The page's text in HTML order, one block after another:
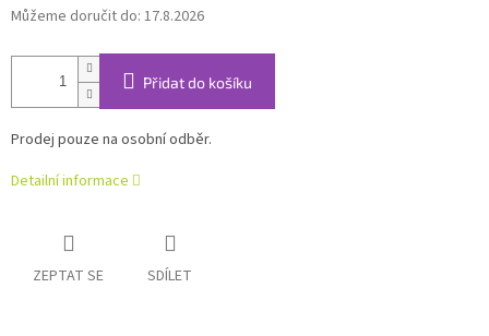
Můžeme doručit do: 17.8.2026
Přidat do košíku
Prodej pouze na osobní odběr.
Detailní informace
ZEPTAT SE SDÍLET